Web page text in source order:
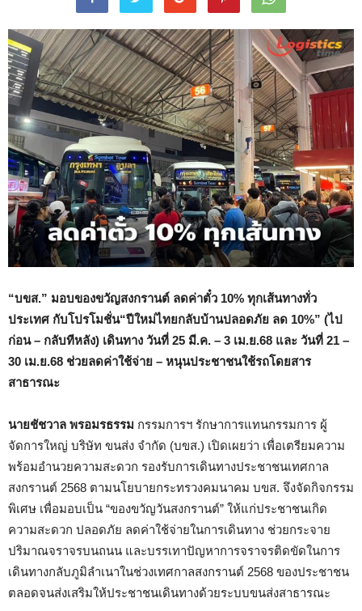
“บขส.” มอบของขวัญสงกรานต์ ลดค่าตั๋ว 10% ทุกเส้นทางทั่ว
ประเทศ กับโปรโมชั่น“ปีใหม่ไทยกลับบ้านปลอดภัย ลด 10%” (ไป
ก่อน – กลับทีหลัง) เดินทาง วันที่ 25 มี.ค. – 3 เม.ย.68 และ วันที่ 21 –
30 เม.ย.68 ช่วยลดค่าใช้จ่าย – หนุนประชาชนใช้รถโดยสาร
สาธารณะ
นายชัชวาล พรอมรธรรม กรรมการฯ รักษาการแทนกรรมการ ผู้
จัดการใหญ่ บริษัท ขนส่ง จำกัด (บขส.) เปิดเผยว่า เพื่อเตรียมความ
พร้อมอำนวยความสะดวก รองรับการเดินทางประชาชนเทศกาล
สงกรานต์ 2568 ตามนโยบายกระทรวงคมนาคม บขส. จึงจัดกิจกรรม
พิเศษ เพื่อมอบเป็น “ของขวัญวันสงกรานต์” ให้แก่ประชาชนเกิด
ความสะดวก ปลอดภัย ลดค่าใช้จ่ายในการเดินทาง ช่วยกระจาย
ปริมาณจราจรบนถนน และบรรเทาปัญหาการจราจรติดขัดในการ
เดินทางกลับภูมิลำเนาในช่วงเทศกาลสงกรานต์ 2568 ของประชาชน
ตลอดจนส่งเสริมให้ประชาชนเดินทางด้วยระบบขนส่งสาธารณะ